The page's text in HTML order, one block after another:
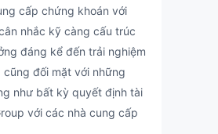
cấp chứng khoán với
nhắc kỹ càng cấu trúc
đáng kể đến trải nghiệm
đối mặt với những
như bất kỳ quyết định tài
với các nhà cung cấp